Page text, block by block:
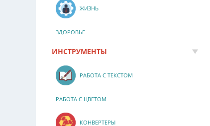
ЖИЗНЬ
ЗДОРОВЬЕ
ИНСТРУМЕНТЫ
РАБОТА С ТЕКСТОМ
РАБОТА С ЦВЕТОМ
КОНВЕРТЕРЫ